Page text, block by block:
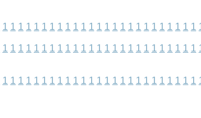
1 1 1 1 1 1 1 1 1 1 1 1 1 1 1 1 1 1 1 1 1 1 1 1 1
1 1 1 1 1 1 1 1 1 1 1 1 1 1 1 1 1 1 1 1 1 1 1 1 1
1 1 1 1 1 1 1 1 1 1 1 1 1 1 1 1 1 1 1 1 1 1 1 1 1